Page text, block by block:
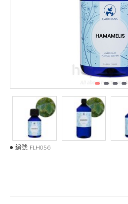
編號: FLH056